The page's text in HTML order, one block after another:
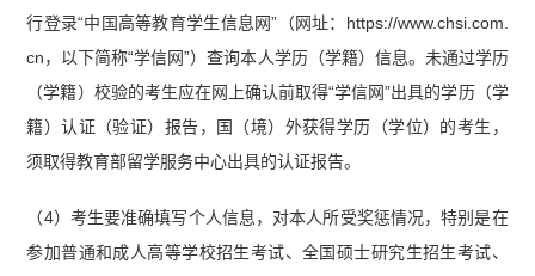
行登录“中国高等教育学生信息网”（网址：https://www.chsi.com.
cn，以下简称“学信网”）查询本人学历（学籍）信息。未通过学历
（学籍）校验的考生应在网上确认前取得“学信网”出具的学历（学
籍）认证（验证）报告，国（境）外获得学历（学位）的考生，
须取得教育部留学服务中心出具的认证报告。
（4）考生要准确填写个人信息，对本人所受奖惩情况，特别是在
参加普通和成人高等学校招生考试、全国硕士研究生招生考试、